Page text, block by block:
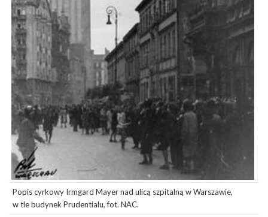
Popis cyrkowy Irmgard Mayer nad ulicą szpitalną w Warszawie,
w tle budynekPrudentialu, fot. NAC.